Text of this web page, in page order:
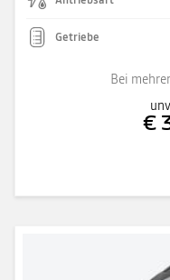
Getriebe
Bei
€